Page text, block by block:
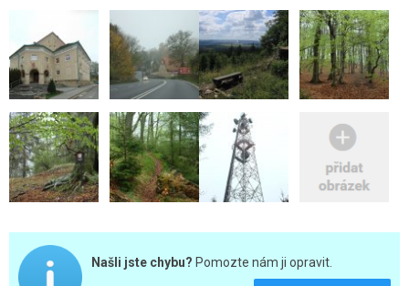
Našli jste chybu? Pomozte nám ji opravit.